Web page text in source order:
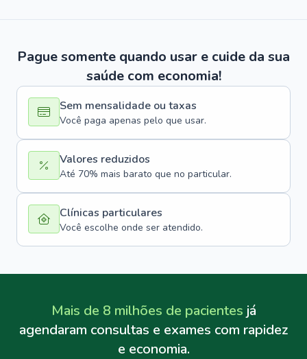
Pague somente quando usar e cuide da sua
saúde com economia!
Sem mensalidade ou taxas
Você paga apenas pelo que usar.
Valores reduzidos
Até 70% mais barato que no particular.
Clínicas particulares
Você escolhe onde ser atendido.
Mais de 8 milhões de pacientes já
agendaram consultas e exames com rapidez
e economia.